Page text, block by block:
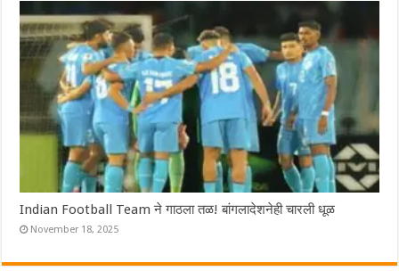
Indian Football Team ने गाठला तळ! बांगलादेशनेही चारली धूळ
November 18, 2025